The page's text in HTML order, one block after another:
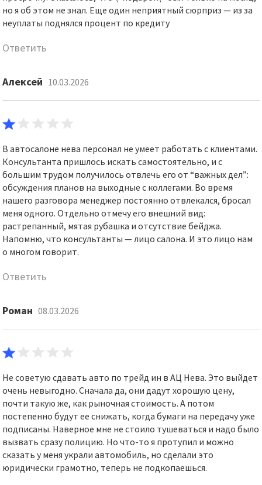
но я об этом не знал. Еще один неприятный сюрприз — из за
неуплаты поднялся процент по кредиту
Ответить
Алексей 10.03.2026
В автосалоне нева персонал не умеет работать с клиентами.
Консультанта пришлось искать самостоятельно, и с
большим трудом получилось отвлечь его от “важных дел”:
обсуждения планов на выходные с коллегами. Во время
нашего разговора менеджер постоянно отвлекался, бросал
меня одного. Отдельно отмечу его внешний вид:
растрепанный, мятая рубашка и отсутствие бейджа.
Напомню, что консультанты — лицо салона. И это лицо нам
о многом говорит.
Ответить
Роман 08.03.2026
Не советую сдавать авто по трейд ин в АЦ Нева. Это выйдет
очень невыгодно. Сначала да, они дадут хорошую цену,
почти такую же, как рыночная стоимость. А потом
постепенно будут ее снижать, когда бумаги на передачу уже
подписаны. Наверное мне не стоило тушеваться и надо было
вызвать сразу полицию. Но что-то я протупил и можно
сказать у меня украли автомобиль, но сделали это
юридически грамотно, теперь не подкопаешься.